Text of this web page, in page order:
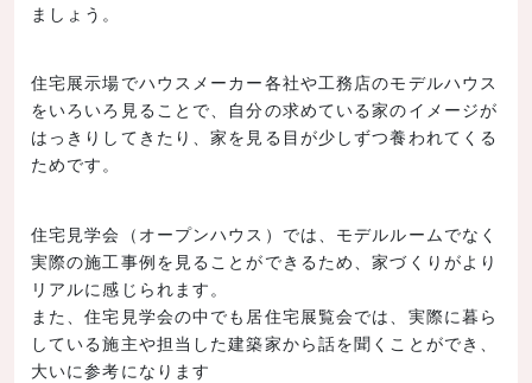
ましょう。
住宅展示場でハウスメーカー各社や工務店のモデルハウス
をいろいろ見ることで、自分の求めている家のイメージが
はっきりしてきたり、家を見る目が少しずつ養われてくる
ためです。
住宅見学会（オープンハウス）では、モデルルームでなく
実際の施工事例を見ることができるため、家づくりがより
リアルに感じられます。
また、住宅見学会の中でも居住宅展覧会では、実際に暮ら
している施主や担当した建築家から話を聞くことができ、
大いに参考になります